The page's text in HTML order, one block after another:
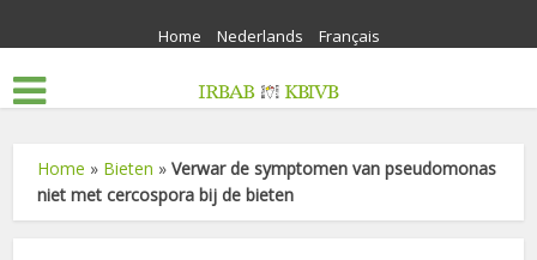
Home Nederlands Français
Home » Bieten »Verwar de symptomen van pseudomonas
niet met cercospora bij de bieten